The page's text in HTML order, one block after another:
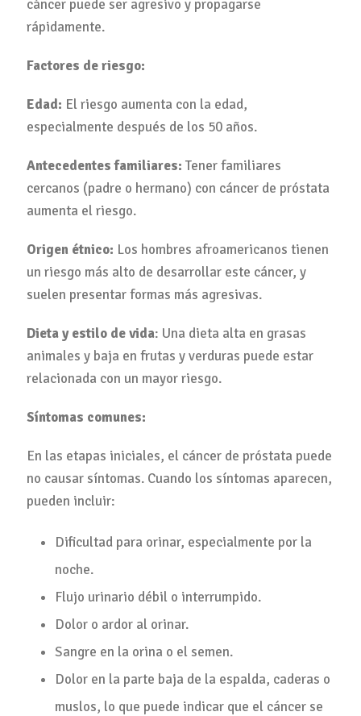
cáncer puede ser agresivo y propagarse
rápidamente.
Factores de riesgo:
Edad: El riesgo aumenta con la edad,
especialmente después de los 50 años.
Antecedentes familiares: Tener familiares
cercanos (padre o hermano) con cáncer de próstata
aumenta el riesgo.
Origen étnico: Los hombres afroamericanos tienen
un riesgo más alto de desarrollar este cáncer, y
suelen presentar formas más agresivas.
Dieta y estilo de vida: Una dieta alta en grasas
animales y baja en frutas y verduras puede estar
relacionada con un mayor riesgo.
Síntomas comunes:
En las etapas iniciales, el cáncer de próstata puede
no causar síntomas. Cuando los síntomas aparecen,
pueden incluir:
Dificultad para orinar, especialmente por la
noche.
Flujo urinario débil o interrumpido.
Dolor o ardor al orinar.
Sangre en la orina o el semen.
Dolor en la parte baja de la espalda, caderas o
muslos, lo que puede indicar que el cáncer se